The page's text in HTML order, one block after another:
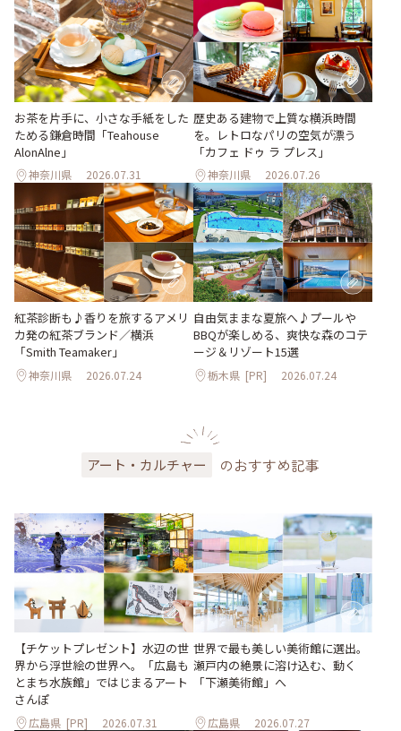
お茶を片手に、小さな手紙をした
ためる鎌倉時間「Teahouse
AlonAlne」
神奈川県 2026.07.31
歴史ある建物で上質な横浜時間
を。レトロなパリの空気が漂う
「カフェ ドゥ ラ プレス」
神奈川県 2026.07.26
紅茶診断も♪香りを旅するアメリ
カ発の紅茶ブランド／横浜
「Smith Teamaker」
神奈川県 2026.07.24
自由気ままな夏旅へ♪プールや
BBQが楽しめる、爽快な森のコテ
ージ＆リゾート15選
栃木県 [PR] 2026.07.24
アート・カルチャー のおすすめ記事
【チケットプレゼント】水辺の世
界から浮世絵の世界へ。「広島も
とまち水族館」ではじまるアート
さんぽ
広島県 [PR] 2026.07.31
世界で最も美しい美術館に選出。
瀬戸内の絶景に溶け込む、動く
「下瀬美術館」へ
広島県 2026.07.27